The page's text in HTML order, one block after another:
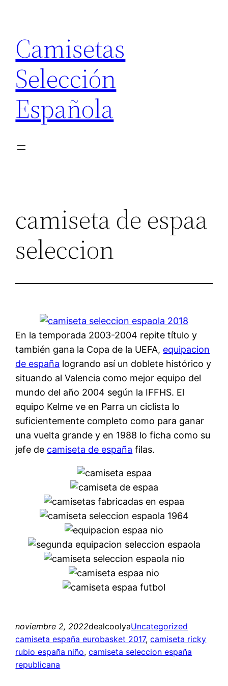
contenido
Camisetas
Selección
Española
camiseta de espaa
seleccion
En la temporada 2003-2004 repite título y
también gana la Copa de la UEFA, equipacion
de españa logrando así un doblete histórico y
situando al Valencia como mejor equipo del
mundo del año 2004 según la IFFHS. El
equipo Kelme ve en Parra un ciclista lo
suficientemente completo como para ganar
una vuelta grande y en 1988 lo ficha como su
jefe de camiseta de españa filas.
noviembre 2, 2022dealcoolyaUncategorized
camiseta españa eurobasket 2017, camiseta ricky
rubio españa niño, camiseta seleccion españa
republicana